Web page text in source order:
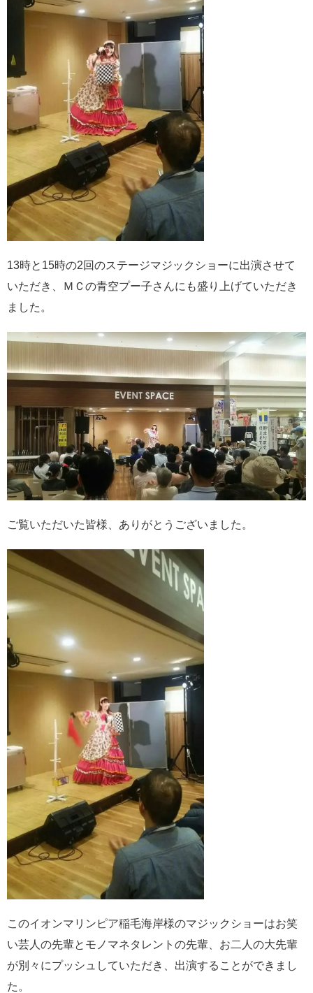
13時と15時の2回のステージマジックショーに出演させて
いただき、ＭＣの青空プー子さんにも盛り上げていただき
ました。
ご覧いただいた皆様、ありがとうございました。
このイオンマリンピア稲毛海岸様のマジックショーはお笑
い芸人の先輩とモノマネタレントの先輩、お二人の大先輩
が別々にプッシュしていただき、出演することができまし
た。